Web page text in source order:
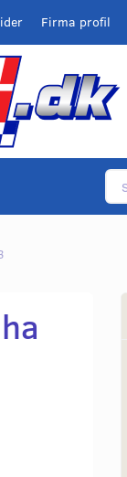
Firma profil